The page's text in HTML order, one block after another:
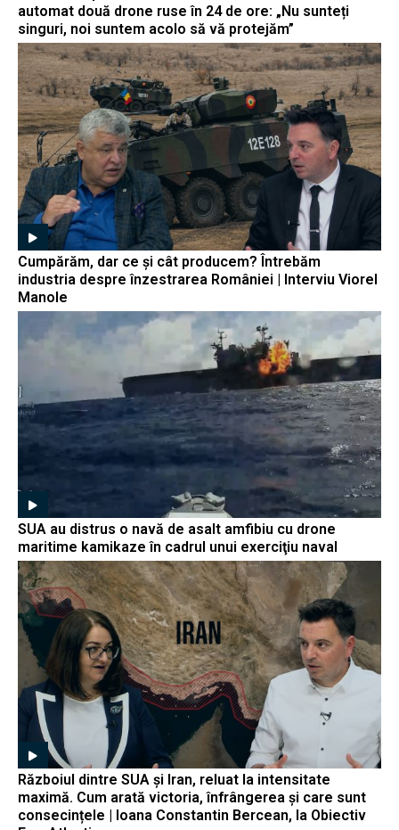
automat două drone ruse în 24 de ore: „Nu sunteți
singuri, noi suntem acolo să vă protejăm”
Cumpărăm, dar ce și cât producem? Întrebăm
industria despre înzestrarea României | Interviu Viorel
Manole
SUA au distrus o navă de asalt amfibiu cu drone
maritime kamikaze în cadrul unui exerciţiu naval
Războiul dintre SUA și Iran, reluat la intensitate
maximă. Cum arată victoria, înfrângerea și care sunt
consecințele | Ioana Constantin Bercean, la Obiectiv